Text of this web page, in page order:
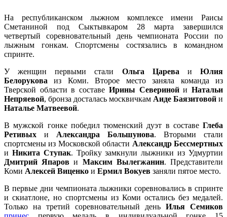
На республиканском лыжном комплексе имени Раисы
Сметаниной под Сыктывкаром 28 марта завершился
четвертый соревновательный день чемпионата России по
лыжным гонкам. Спортсмены состязались в командном
спринте.
У женщин первыми стали Ольга Царева иЮлия
Белорукова из Коми. Второе место заняла команда из
Тверской области в составе Ирины СеверинойиНатальи
Непряевой, бронза досталась москвичкам Аиде Баязитовой и
Наталье Матвеевой.
В мужской гонке победил тюменский дуэт в составе Глеба
Ретивых и Александра Большунова. Вторыми стали
спортсмены из Московской области Александр Бессмертных
и Никита Ступак. Тройку замкнули лыжники из Удмуртии
Дмитрий Япаров и Максим Вылегжанин. Представители
Коми Алексей Виценко и Ермил Вокуев заняли пятое место.
В первые дни чемпионата лыжники соревновались в спринте
и скиатлоне, но спортсмены из Коми остались без медалей.
Только на третий соревновательный день Илья Семиков